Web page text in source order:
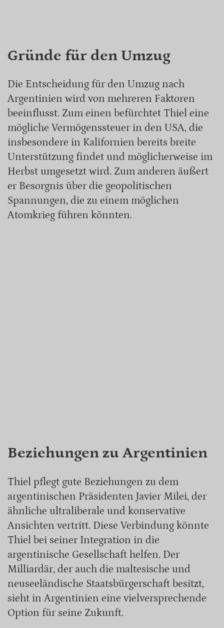
Gründe für den Umzug
Die Entscheidung für den Umzug nach
Argentinien wird von mehreren Faktoren
beeinflusst. Zum einen befürchtet Thiel eine
mögliche Vermögenssteuer in den USA, die
insbesondere in Kalifornien bereits breite
Unterstützung findet und möglicherweise im
Herbst umgesetzt wird. Zum anderen äußert
er Besorgnis über die geopolitischen
Spannungen, die zu einem möglichen
Atomkrieg führen könnten.
Beziehungen zu Argentinien
Thiel pflegt gute Beziehungen zu dem
argentinischen Präsidenten Javier Milei, der
ähnliche ultraliberale und konservative
Ansichten vertritt. Diese Verbindung könnte
Thiel bei seiner Integration in die
argentinische Gesellschaft helfen. Der
Milliardär, der auch die maltesische und
neuseeländische Staatsbürgerschaft besitzt,
sieht in Argentinien eine vielversprechende
Option für seine Zukunft.